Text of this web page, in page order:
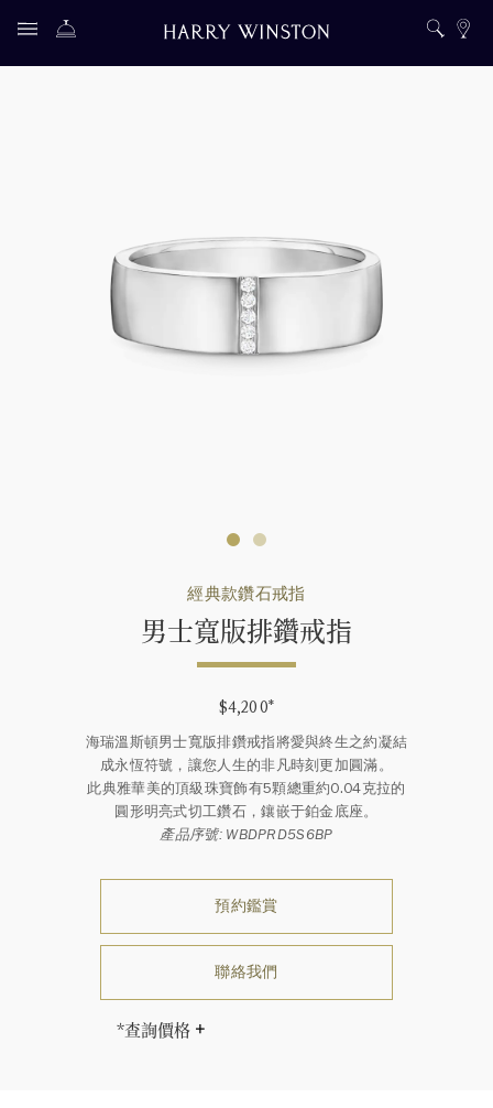
經典款鑽石戒指
男士寬版排鑽戒指
$4,200*
海瑞溫斯頓男士寬版排鑽戒指將愛與終生之約凝結
成永恆符號，讓您人生的非凡時刻更加圓滿。
此典雅華美的頂級珠寶飾有5顆總重約0.04克拉的
圓形明亮式切工鑽石，鑲嵌于鉑金底座。
產品序號: WBDPRD5S6BP
預約鑑賞
聯絡我們
*查詢價格